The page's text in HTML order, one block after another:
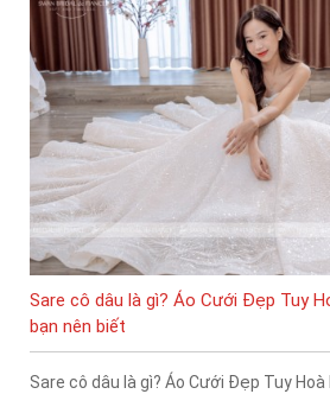
Sare cô dâu là gì? Áo Cưới Đẹp Tuy
bạn nên biết
Sare cô dâu là gì? Áo Cưới Đẹp Tuy